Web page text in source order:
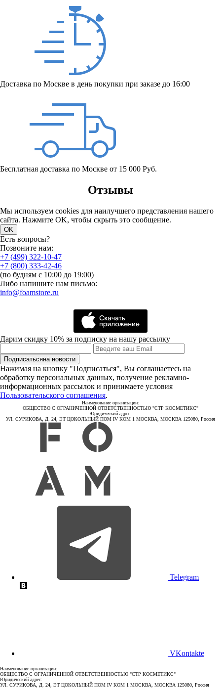
Доставка по Москве в день покупки при заказе до 16:00
Бесплатная доставка по Москве от 15 000 Руб.
Отзывы
Мы используем cookies для наилучшего представления нашего
сайта. Нажмите OK, чтобы скрыть это сообщение.
OK
Есть вопросы?
Позвоните нам:
+7 (499) 322-10-47
+7 (800) 333-42-46
(по будням с 10:00 до 19:00)
Либо напишите нам письмо:
info@foamstore.ru
Дарим скидку 10% за подписку на нашу рассылку
Подписатьсяна новости
Нажимая на кнопку "Подписаться", Вы соглашаетесь на
обработку персональных данных, получение рекламно-
информационных рассылок и принимаете условия
Пользовательского соглашения.
Наименование организации:
ОБЩЕСТВО С ОГРАНИЧЕННОЙ ОТВЕТСТВЕННОСТЬЮ "СТР КОСМЕТИКС"
Юридический адрес:
УЛ. СУРИКОВА, Д. 24, ЭТ ЦОКОЛЬНЫЙ ПОМ IV КОМ 1 МОСКВА, МОСКВА 125080, Россия
Telegram
VKontakte
Наименование организации:
ОБЩЕСТВО С ОГРАНИЧЕННОЙ ОТВЕТСТВЕННОСТЬЮ "СТР КОСМЕТИКС"
Юридический адрес:
УЛ. СУРИКОВА, Д. 24, ЭТ ЦОКОЛЬНЫЙ ПОМ IV КОМ 1 МОСКВА, МОСКВА 125080, Россия